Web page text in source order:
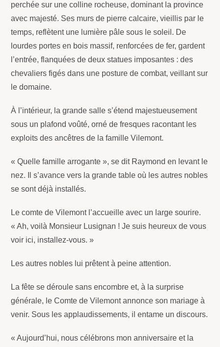
perchée sur une colline rocheuse, dominant la province
avec majesté. Ses murs de pierre calcaire, vieillis par le
temps, reflètent une lumière pâle sous le soleil. De
lourdes portes en bois massif, renforcées de fer, gardent
l’entrée, flanquées de deux statues imposantes : des
chevaliers figés dans une posture de combat, veillant sur
le domaine.
À l’intérieur, la grande salle s’étend majestueusement
sous un plafond voûté, orné de fresques racontant les
exploits des ancêtres de la famille Vilemont.
« Quelle famille arrogante », se dit Raymond en levant le
nez. Il s’avance vers la grande table où les autres nobles
se sont déjà installés.
Le comte de Vilemont l’accueille avec un large sourire.
« Ah, voilà Monsieur Lusignan ! Je suis heureux de vous
voir ici, installez-vous. »
Les autres nobles lui prêtent à peine attention.
La fête se déroule sans encombre et, à la surprise
générale, le Comte de Vilemont annonce son mariage à
venir. Sous les applaudissements, il entame un discours.
« Aujourd’hui, nous célébrons mon anniversaire et la